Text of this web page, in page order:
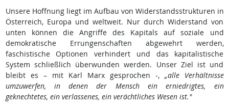
Unsere Hoffnung liegt im Aufbau von Widerstandsstrukturen in
Österreich, Europa und weltweit. Nur durch Widerstand von
unten können die Angriffe des Kapitals auf soziale und
demokratische Errungenschaften abgewehrt werden,
faschistische Optionen verhindert und das kapitalistische
System schließlich überwunden werden. Unser Ziel ist und
bleibt es – mit Karl Marx gesprochen -, „alle Verhältnisse
umzuwerfen, in denen der Mensch ein erniedrigtes, ein
geknechtetes, ein verlassenes, ein verächtliches Wesen ist."